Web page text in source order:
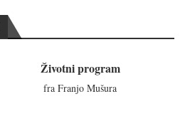
Životni program
fra Franjo Mušura